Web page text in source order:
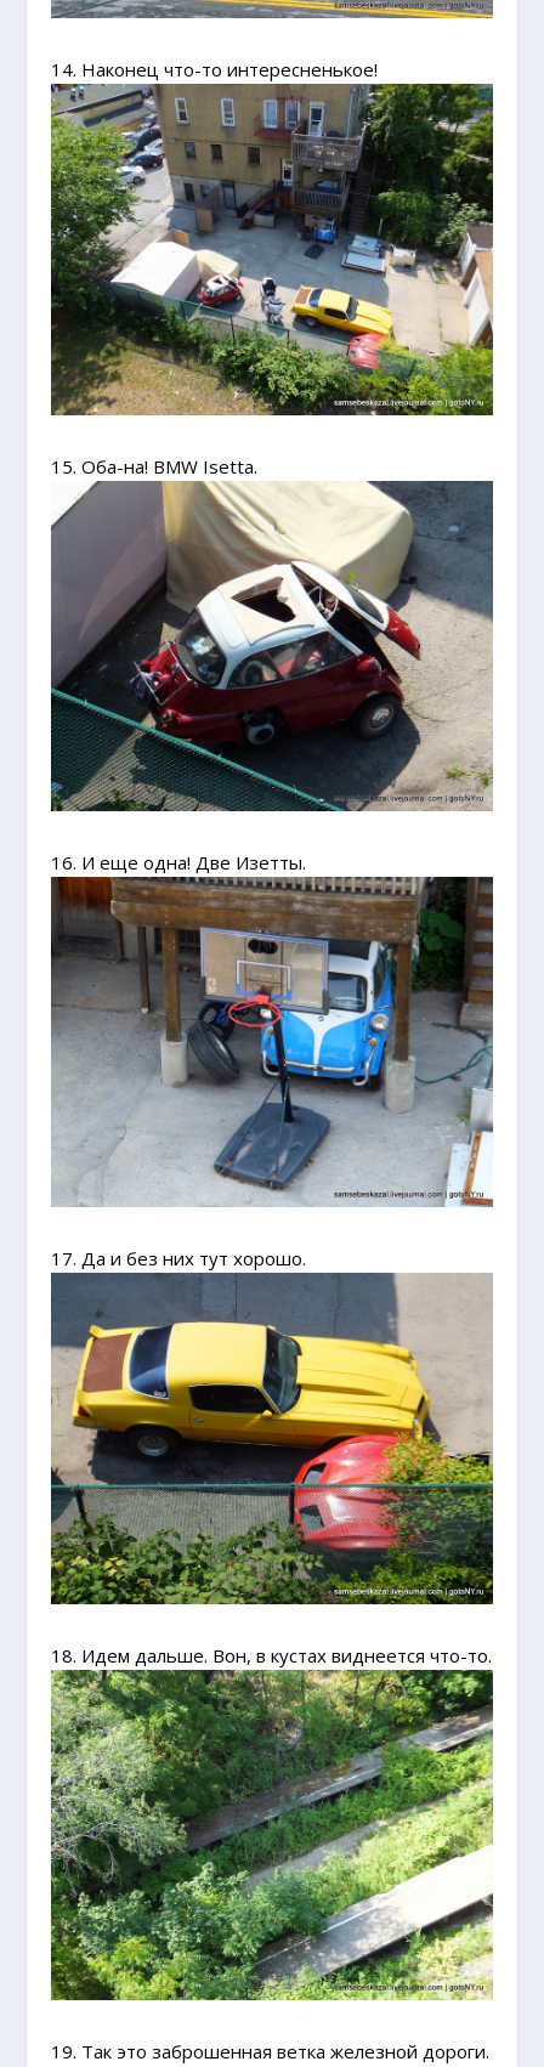
14. Наконец что-то интересненькое!
15. Оба-на! BMW Isetta.
16. И еще одна! Две Изетты.
17. Да и без них тут хорошо.
18. Идем дальше. Вон, в кустах виднеется что-то.
19. Так это заброшенная ветка железной дороги.